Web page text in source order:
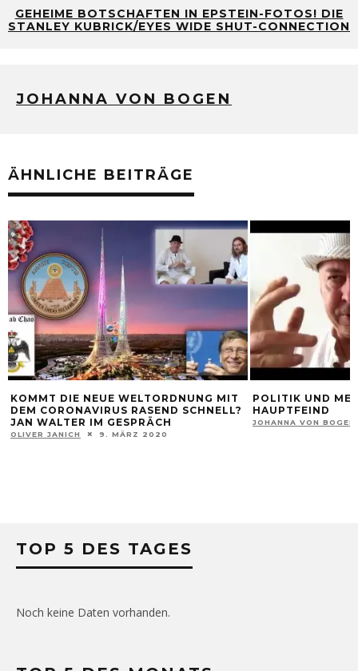
GEHEIME BOTSCHAFTEN IN EPSTEIN-FOTOS! DIE
STANLEY KUBRICK/EYES WIDE SHUT-CONNECTION
JOHANNA VON BOGEN
ÄHNLICHE BEITRÄGE
KOMMT DIE NEUE WELTORDNUNG MIT
DEM CORONAVIRUS RASEND SCHNELL?
JAN WALTER IM GESPRÄCH
OLIVER JANICH 9. MÄRZ 2020
POLITIK UND
HAUPTFEIND
JOHANNA VON BOGEN
TOP 5 DES TAGES
Noch keine Daten vorhanden.